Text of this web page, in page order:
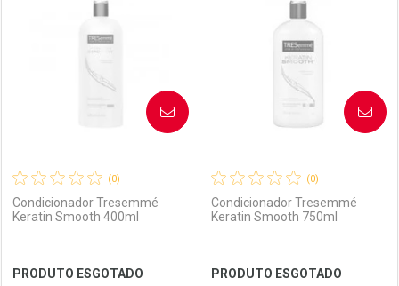
Laboratório
Ver Desconto Convênio
Por Menos Laboratório
Ver Desconto Convênio
Por Menos
(0)
Condicionador Tresemmé
Keratin Smooth 400ml
PRODUTO ESGOTADO
AVISE-ME
(0)
Condicionador Tresemmé
Keratin Smooth 750ml
PRODUTO ESGOTADO
AVISE-ME